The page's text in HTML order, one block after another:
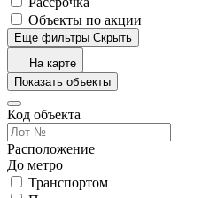
Объекты по акции
Еще фильтры Скрыть
На карте
Показать объекты
Код объекта
Расположение
До метро
Транспортом